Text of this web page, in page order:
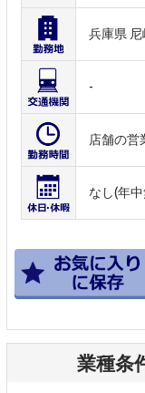
兵庫県
-
店舗の営
なし(年
業種条